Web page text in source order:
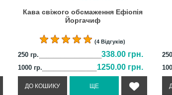
Кава свіжого обсмаження Ефіопія
Йоргачиф
(4 Відгуків)
250 гр. 338.00 грн.
1000 гр. 1250.00 грн.